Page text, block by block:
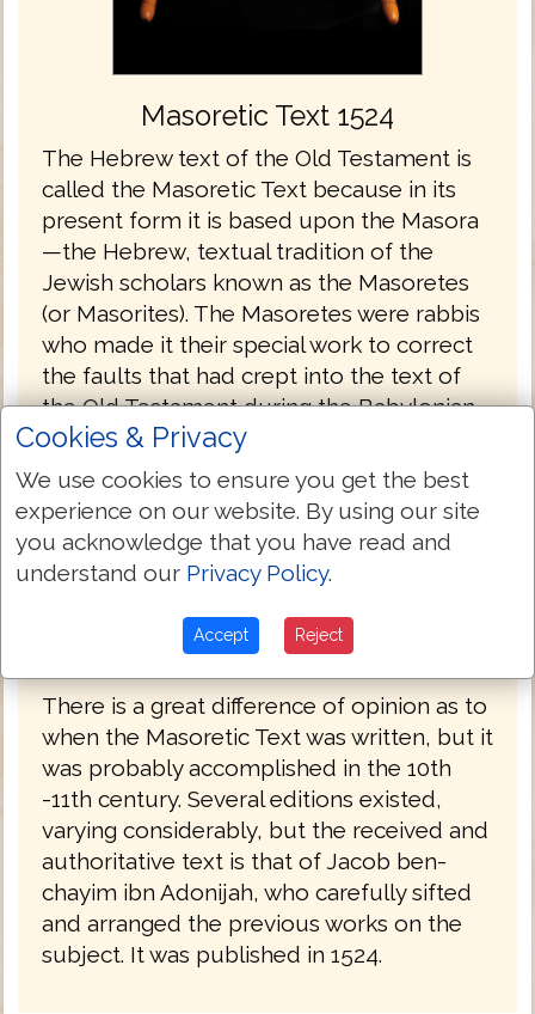
Masoretic Text 1524
The Hebrew text of the Old Testament is
called the Masoretic Text because in its
present form it is based upon the Masora
—the Hebrew, textual tradition of the
Jewish scholars known as the Masoretes
(or Masorites). The Masoretes were rabbis
who made it their special work to correct
the faults that had crept into the text of
the Old Testament during the Babylonian
captivity, and to prevent, for the future, its
being corrupted by any alteration. They
first separated the apocryphal from the
canonical books, and divided the latter
into twenty-two books, being the number
of letters in the Hebrew alphabet. Then
they divided each book into sections and
There is a great difference of opinion as to
when the Masoretic Text was written, but it
was probably accomplished in the 10th
-11th century. Several editions existed,
varying considerably, but the received and
authoritative text is that of Jacob ben-
chayim ibn Adonijah, who carefully sifted
and arranged the previous works on the
subject. It was published in 1524.
Cookies & Privacy
We use cookies to ensure you get the best
experience on our website. By using our site
you acknowledge that you have read and
understand our Privacy Policy.
Accept Reject